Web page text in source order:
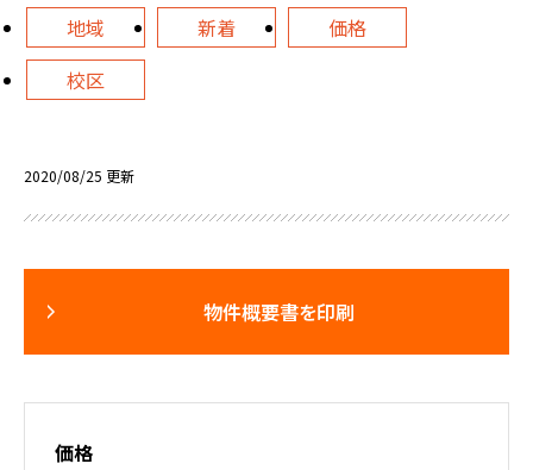
地域
新着
価格
校区
2020/08/25 更新
物件概要書を印刷
価格